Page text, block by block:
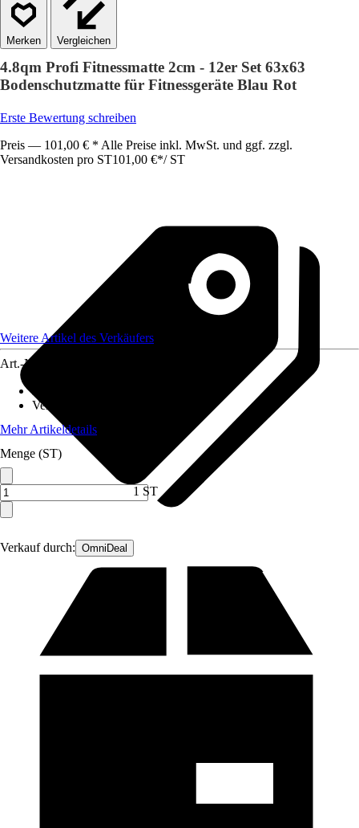
Vergleichen
4.8qm Profi Fitnessmatte 2cm - 12er Set 63x63
Bodenschutzmatte für Fitnessgeräte Blau Rot
Erste Bewertung schreiben
Preis — 101,00 € * Alle Preise inkl. MwSt. und ggf. zzgl.
Versandkosten pro ST101,00 €*/ ST
Verkauf durch: OmniDeal
Weitere Artikel des Verkäufers
Art.-Nr.
Verbindung
Mehr Artikeldetails
Menge (ST)
1 ST